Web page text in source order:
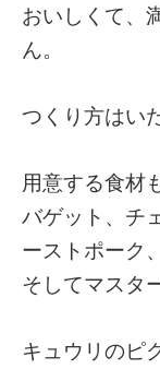
おいしくて、
ん。
つくり方はい
用意する食材
バゲット、チ
ーストポーク
そしてマスタ
キュウリのピ